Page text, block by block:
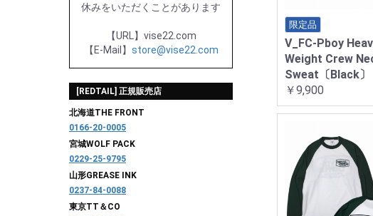
休みをいただくことがあります
【URL】vise22.com
【E-Mail】 store@vise22.com
[REDTAIL] 正規販売店
北海道THE FRONT
0166-20-0005
宮城WOLF PACK
0229-25-9795
山形GREASE INK
0237-84-0088
東京TT＆CO
限定品
V_FC-Pboy
Weight Crew
Sweat〔Black〕
￥9,900